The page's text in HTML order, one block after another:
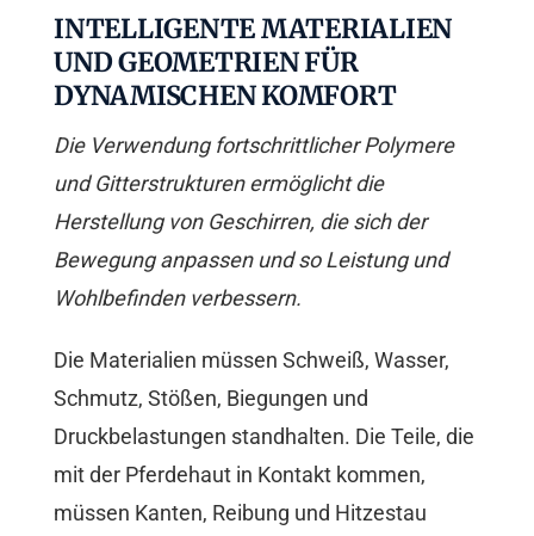
INTELLIGENTE MATERIALIEN
UND GEOMETRIEN FÜR
DYNAMISCHEN KOMFORT
Die Verwendung fortschrittlicher Polymere
und Gitterstrukturen ermöglicht die
Herstellung von Geschirren, die sich der
Bewegung anpassen und so Leistung und
Wohlbefinden verbessern.
Die Materialien müssen Schweiß, Wasser,
Schmutz, Stößen, Biegungen und
Druckbelastungen standhalten. Die Teile, die
mit der Pferdehaut in Kontakt kommen,
müssen Kanten, Reibung und Hitzestau